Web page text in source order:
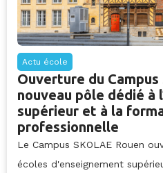
Actu école
Ouverture du Campus
nouveau pôle dédié à
supérieur et à la
professionnelle
Le Campus SKOLAE Rouen
écoles d'enseignement